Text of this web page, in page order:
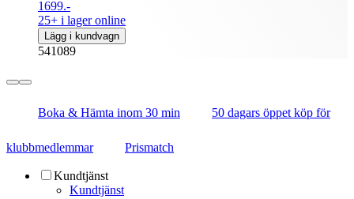
1699.-
25+ i lager online
Lägg i kundvagn
541089
Boka & Hämta inom 30 min 50 dagars öppet köp för
klubbmedlemmar Prismatch
Kundtjänst
Kundtjänst